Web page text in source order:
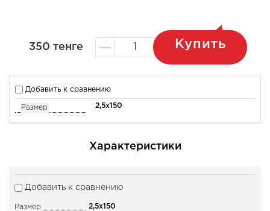
350 тенге Купить
Добавить к сравнению
Размер 2,5x150
Характеристики
Добавить к сравнению
Размер 2,5x150